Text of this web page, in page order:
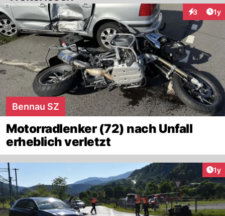
3 1y
Bennau SZ
Motorradlenker (72) nach Unfall
erheblich verletzt
1y